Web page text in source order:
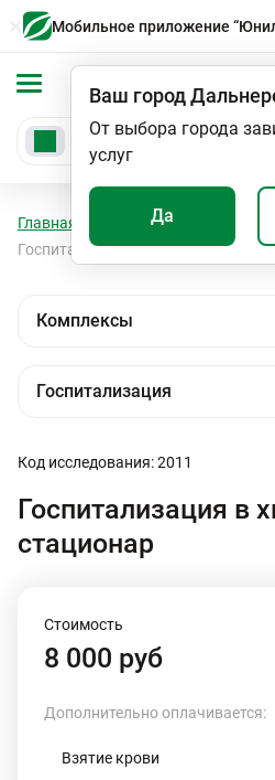
Мобильное приложение
Ваш город
От выбора города
услуг
Да
Главная Анализы
Госпитализация в хирургический
Код исследования: 2011
Госпитализация в
стационар
Стоимость
8 000 руб
Дополнительно оплачивается:
Взятие крови